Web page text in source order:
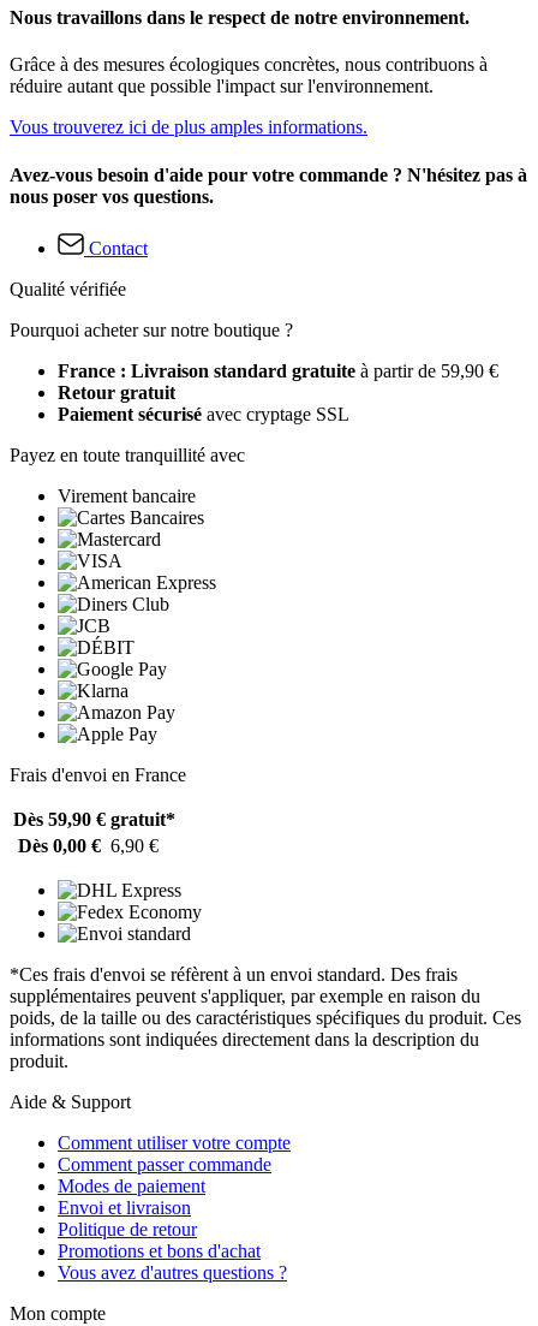
Nous travaillons dans le respect de notre environnement.
Grâce à des mesures écologiques concrètes, nous contribuons à
réduire autant que possible l'impact sur l'environnement.
Vous trouverez ici de plus amples informations.
Avez-vous besoin d'aide pour votre commande ? N'hésitez pas à
nous poser vos questions.
Contact
Qualité vérifiée
Pourquoi acheter sur notre boutique ?
France : Livraison standard gratuite à partir de 59,90 €
Retour gratuit
Paiement sécurisé avec cryptage SSL
Payez en toute tranquillité avec
Virement bancaire
Frais d'envoi en France
Dès 59,90 € gratuit*
Dès 0,00 € 6,90 €
*Ces frais d'envoi se réfèrent à un envoi standard. Des frais
supplémentaires peuvent s'appliquer, par exemple en raison du
poids, de la taille ou des caractéristiques spécifiques du produit. Ces
informations sont indiquées directement dans la description du
produit.
Aide & Support
Comment utiliser votre compte
Comment passer commande
Modes de paiement
Envoi et livraison
Politique de retour
Promotions et bons d'achat
Vous avez d'autres questions ?
Mon compte